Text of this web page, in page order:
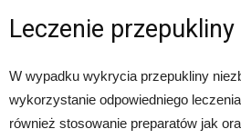
Leczenie przepukliny
W wypadku wykrycia przepukliny
wykorzystanie odpowiedniego
również stosowanie preparatów jak